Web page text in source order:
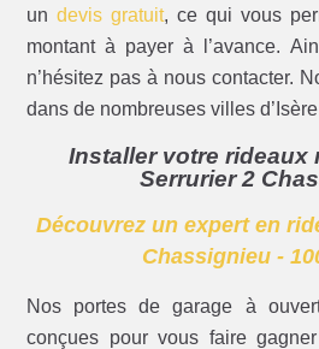
undevis gratuit, ce qui vous
montant à payer à l’avance.
n’hésitez pas à nous contacter.
dans de nombreuses villes
Installer votre rideaux
Serrurier 2
Découvrez un expert en
Chassignieu -
Nos portes de garage à
conçues pour vous faire